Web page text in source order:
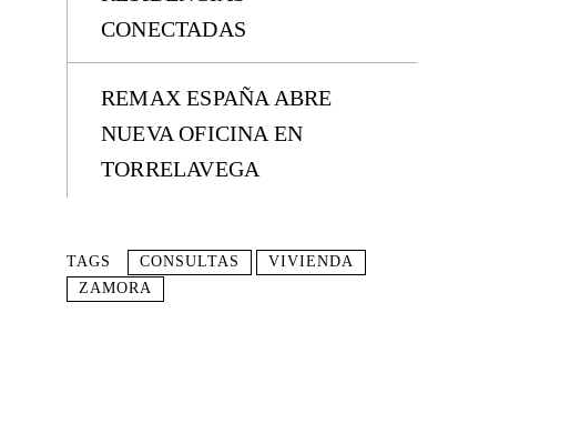
CONECTADAS
REMAX ESPAÑA ABRE
NUEVA OFICINA EN
TORRELAVEGA
TAGS CONSULTAS
VIVIENDA
ZAMORA